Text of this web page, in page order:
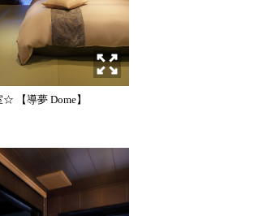
【導夢 Dome】